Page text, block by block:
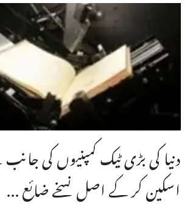
دنیا کی بڑی ٹیک کمپنیوں کی
اسکین کر کے اصل نسخے ضائع ...